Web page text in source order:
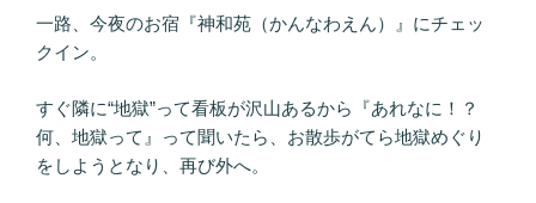
一路、今夜のお宿『神和苑（かんなわえん）』にチェッ
クイン。
すぐ隣に“地獄”って看板が沢山あるから『あれなに！？
何、地獄って』って聞いたら、お散歩がてら地獄めぐり
をしようとなり、再び外へ。